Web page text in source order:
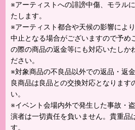
※アーティストへの誹謗中傷、モラル
たします。
※アーティスト都合や天候の影響によ
中止となる場合がございますので予め
の際の商品の返金等にも対応いたしか
ださい。
※対象商品の不良品以外での返品・返
良商品は良品との交換対応となります
い。
※イベント会場内外で発生した事故・
演者は一切責任を負いません。貴重品
す。